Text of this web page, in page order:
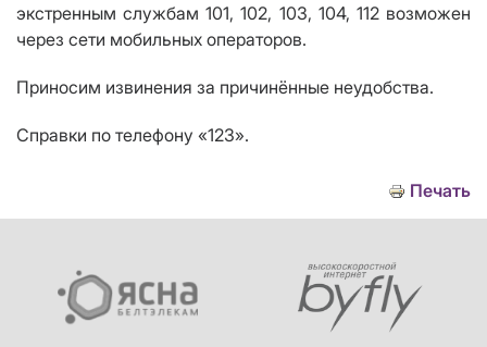
экстренным службам 101, 102, 103, 104, 112 возможен
через сети мобильных операторов.
Приносим извинения за причинённые неудобства.
Справки по телефону «123».
Печать